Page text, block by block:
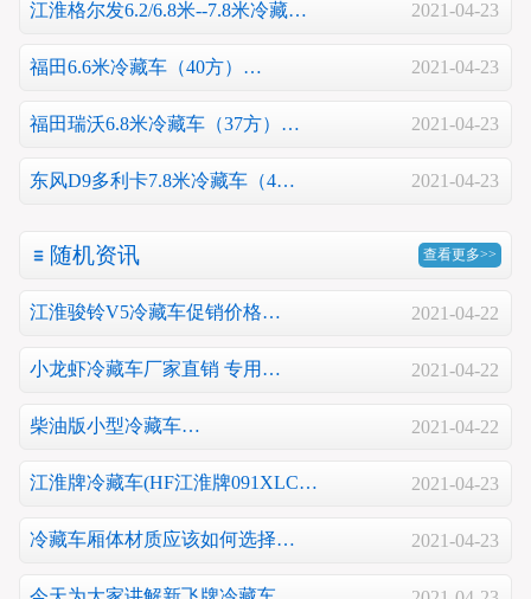
江淮格尔发6.2/6.8米--7.8米冷藏… 2021-04-23
福田6.6米冷藏车（40方）… 2021-04-23
福田瑞沃6.8米冷藏车（37方）… 2021-04-23
东风D9多利卡7.8米冷藏车（4… 2021-04-23
随机资讯 查看更多>>
江淮骏铃V5冷藏车促销价格… 2021-04-22
小龙虾冷藏车厂家直销 专用… 2021-04-22
柴油版小型冷藏车… 2021-04-22
江淮牌冷藏车(HF江淮牌091XLC… 2021-04-23
冷藏车厢体材质应该如何选择… 2021-04-23